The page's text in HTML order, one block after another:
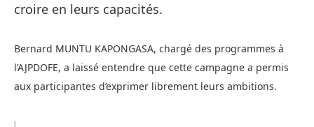
croire en leurs capacités.
Bernard MUNTU KAPONGASA, chargé des programmes à
l’AJPDOFE, a laissé entendre que cette campagne a permis
aux participantes d’exprimer librement leurs ambitions.